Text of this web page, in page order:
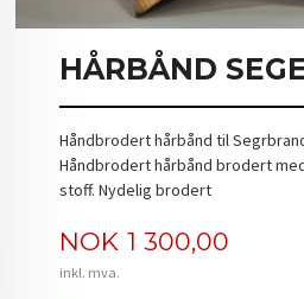
HÅRBÅND
Håndbrodert hårbånd til
Håndbrodert hårbånd brodert
stoff. Nydelig brodert
Pris
NOK 1 300,00
inkl. mva.